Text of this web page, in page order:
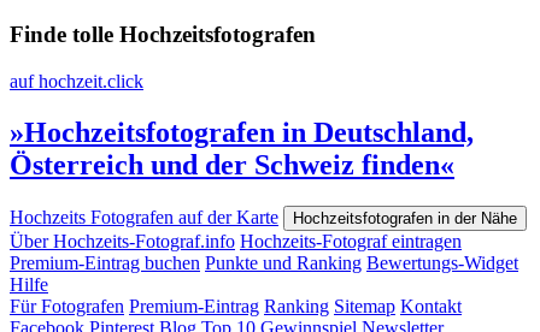
Finde tolle Hochzeitsfotografen
auf hochzeit.click
»Hochzeitsfotografen in Deutschland,
Österreich und der Schweiz finden«
Hochzeits Fotografen auf der Karte Hochzeitsfotografen in der Nähe
Über Hochzeits-Fotograf.info Hochzeits-Fotograf eintragen
Premium-Eintrag buchen Punkte und Ranking Bewertungs-Widget
Hilfe
Für Fotografen Premium-Eintrag Ranking Sitemap Kontakt
Facebook Pinterest Blog Top 10 Gewinnspiel Newsletter